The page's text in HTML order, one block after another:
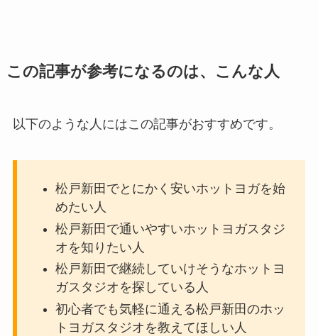
この記事が参考になるのは、こんな人
以下のような人にはこの記事がおすすめです。
松戸新田でとにかく安いホットヨガを始
めたい人
松戸新田で通いやすいホットヨガスタジ
オを知りたい人
松戸新田で継続していけそうなホットヨ
ガスタジオを探している人
初心者でも気軽に通える松戸新田のホッ
トヨガスタジオを教えてほしい人